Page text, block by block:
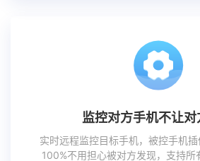
监控对方手机不让对
实时远程监控目标手机，被控手机插
100%不用担心被对方发现，支持所